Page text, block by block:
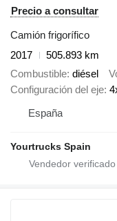
Precio a consultar
Camión frigorífico
2017
505.893 km
Combustible diésel
Configuración del eje
España
Yourtrucks Spain